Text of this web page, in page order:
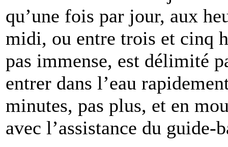
qu’une fois par jour, aux
midi, ou entre trois et cinq
pas immense, est délimité
entrer dans l’eau
minutes, pas plus, et en
avec l’assistance du guide-